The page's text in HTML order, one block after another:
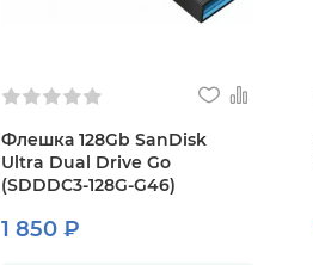
Флешка 128Gb SanDisk
Ultra Dual Drive Go
(SDDDC3-128G-G46)
1 850 ₽